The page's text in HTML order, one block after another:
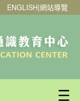
ENGLISH|網站導覽